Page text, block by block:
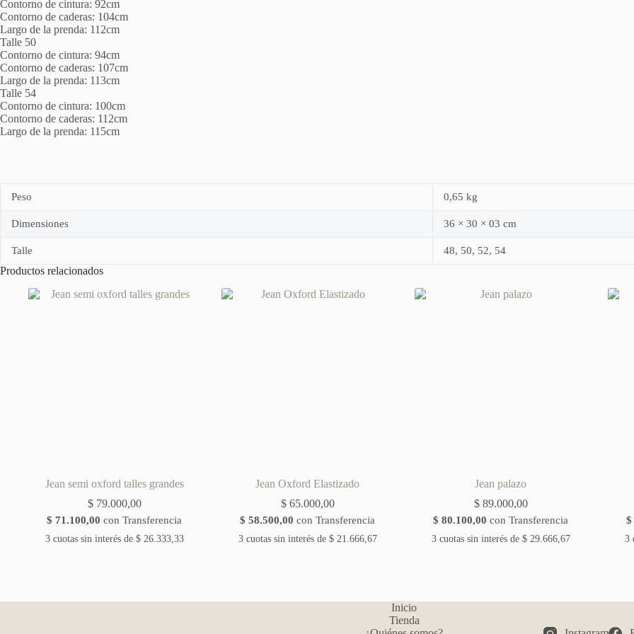
Contorno de cintura: 92cm
Contorno de caderas: 104cm
Largo de la prenda: 112cm
Talle 50
Contorno de cintura: 94cm
Contorno de caderas: 107cm
Largo de la prenda: 113cm
Talle 54
Contorno de cintura: 100cm
Contorno de caderas: 112cm
Largo de la prenda: 115cm
Peso 0,65 kg
Dimensiones 36 × 30 × 03 cm
Talle 48, 50, 52, 54
Productos relacionados
Jean semi oxford talles grandes
$79.000,00
$ 71.100,00 con Transferencia
3 cuotas sin interés de $26.333,33
Jean Oxford Elastizado
$65.000,00
$ 58.500,00 con Transferencia
3 cuotas sin interés de $21.666,67
Jean palazo
$89.000,00
$ 80.100,00 con Transferencia
3 cuotas sin interés de $29.666,67
$
3
Inicio
Tienda